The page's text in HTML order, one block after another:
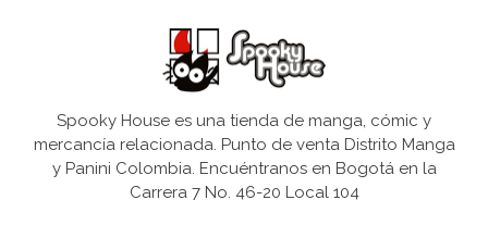
Spooky House es una tienda de manga, cómic y
mercancía relacionada. Punto de venta Distrito Manga
y Panini Colombia. Encuéntranos en Bogotá en la
Carrera 7 No. 46-20 Local 104